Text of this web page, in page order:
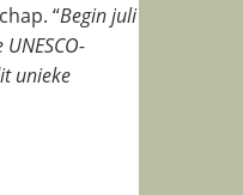
“Begin juli
unieke